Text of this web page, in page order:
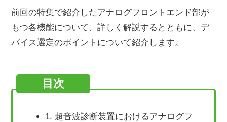
前回の特集で紹介したアナログフロントエンド部が
もつ各機能について、詳しく解説するとともに、デ
バイス選定のポイントについて紹介します。
目次
1. 超音波診断装置におけるアナログフ